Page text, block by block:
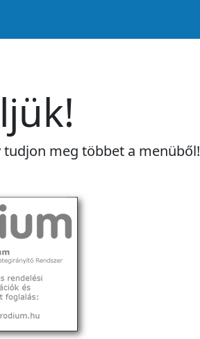
tudjon meg többet a menüből!